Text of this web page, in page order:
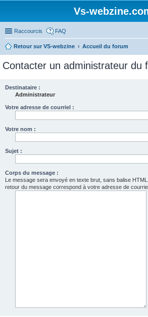
Vs-
Raccourcis FAQ
Retour sur VS-webzine Accueil du forum
Contacter un administrateur du
Destinataire :
Administrateur
Votre adresse de courriel :
Votre nom :
Sujet :
Corps du message :
Le message sera envoyé en texte brut, sans balise HTML
retour du message correspond à votre adresse de